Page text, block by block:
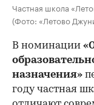
Частная школа
(Фото: «Летово
В номинации
назначения»
году частная